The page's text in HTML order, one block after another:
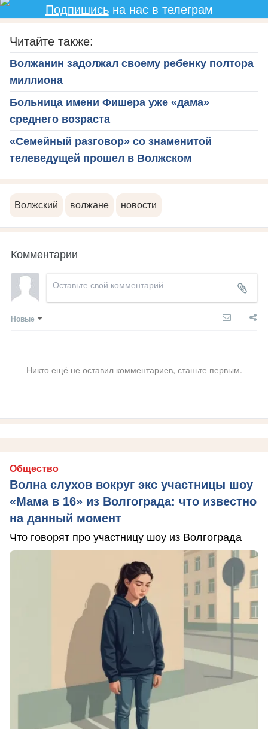
Подпишисьна нас в телеграм
Читайте также:
Волжанин задолжал своему ребенку полтора
миллиона
Больница имени Фишера уже «дама»
среднего возраста
«Семейный разговор» со знаменитой
телеведущей прошел в Волжском
Волжский волжане новости
Комментарии
Новые
Никто ещё не оставил комментариев, станьте первым.
Общество
Волна слухов вокруг экс участницы шоу
«Мама в 16» из Волгограда: что известно
на данный момент
Что говорят про участницу шоу из Волгограда